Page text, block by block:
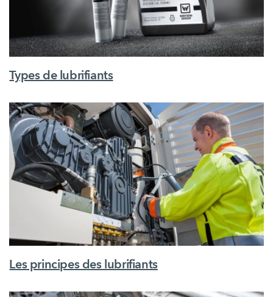
Types de lubrifiants
Les principes des lubrifiants